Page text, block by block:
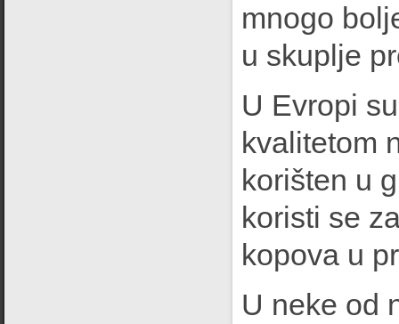
mnogo
u skuplje
U Evropi
kvalitetom
korišten u
koristi se
kopova u
U neke od